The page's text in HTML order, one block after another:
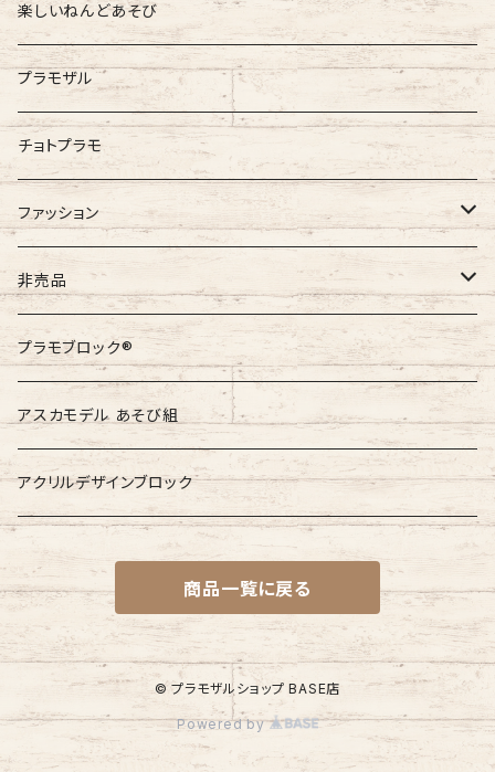
楽しいねんどあそび
プラモザル
チョトプラモ
ファッション
GAIJIN MADE
非売品
非売品
非売品
プラモブロック®︎
アスカモデル あそび組
アクリルデザインブロック
商品一覧に戻る
© プラモザルショップ BASE店
Powered by